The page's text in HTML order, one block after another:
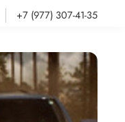
+7 (977) 307-41-35